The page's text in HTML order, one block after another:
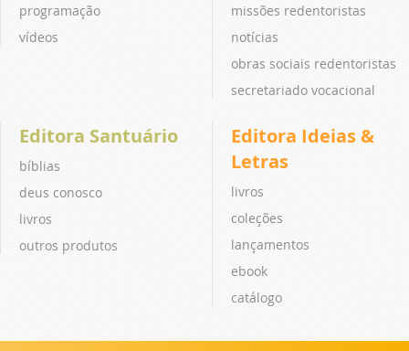
programação
vídeos
missões redentoristas
notícias
obras sociais redentoristas
secretariado vocacional
Editora Santuário
bíblias
deus conosco
livros
outros produtos
Editora Ideias &
Letras
livros
coleções
lançamentos
ebook
catálogo